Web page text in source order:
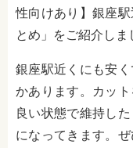
性向けあり】銀座
とめ」をご紹介しま
銀座駅近くにも安
かあります。カット
良い状態で維持し
になってきます。